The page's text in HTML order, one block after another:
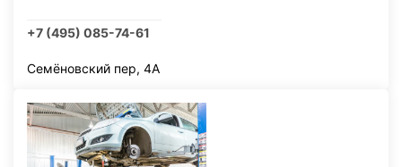
+7 (495) 085-74-61
Семёновский пер, 4А